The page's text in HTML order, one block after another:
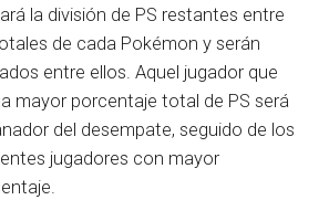
la división de PS restantes entre
de cada Pokémon y serán
entre ellos. Aquel jugador que
mayor porcentaje total de PS será
del desempate, seguido de los
jugadores con mayor